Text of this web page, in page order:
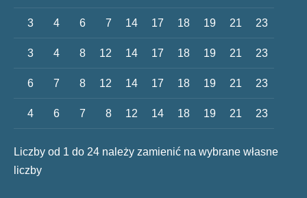
3 4 6 7 14 17 18 19 21 23
3 4 8 12 14 17 18 19 21 23
6 7 8 12 14 17 18 19 21 23
4 6 7 8 12 14 18 19 21 23
Liczby od 1 do 24 należy zamienić na wybrane własne
liczby